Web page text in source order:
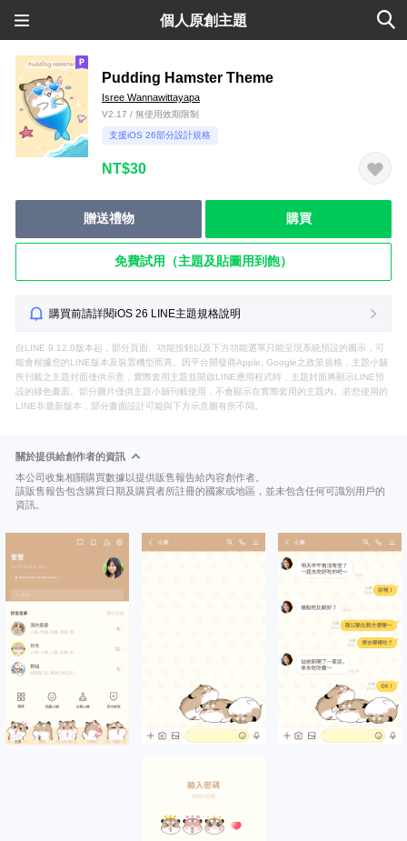
個人原創主題
Pudding Hamster Theme
Isree Wannawittayapa
V2.17 / 無使用效期限制
支援iOS 26部分設計規格
NT$30
贈送禮物 購買
免費試用（主題及貼圖用到飽）
購買前請詳閱iOS 26 LINE主題規格說明
自LINE 9.12.0版本起，部分頁面、功能按鈕以及下方功能選單只能呈現系統預設的圖示，可
能會根據您的LINE版本及裝置機型而異。因平台開發商Apple, Google之政策規格，主題小舖
所刊載之主題封面僅供示意，實際套用主題並開啟LINE應用程式時，主題封面將顯示LINE預
設的綠色畫面。部分圖片僅供主題小舖刊載使用，不會顯示在實際套用的主題內。若您使用的
LINE非最新版本，部分畫面設計可能與下方示意圖有所不同。
關於提供給創作者的資訊
本公司收集相關購買數據以提供販售報告給內容創作者。
該販售報告包含購買日期及購買者所註冊的國家或地區，並未包含任何可識別用戶的
資訊。